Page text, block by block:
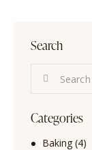
Search
Categories
Baking(4)